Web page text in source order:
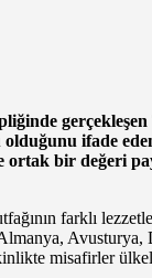
ifade
bir değeri
farklı
misafirler